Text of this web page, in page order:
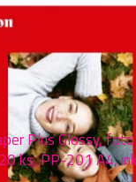
Plus Glossy,
ks, PP-201 A4,